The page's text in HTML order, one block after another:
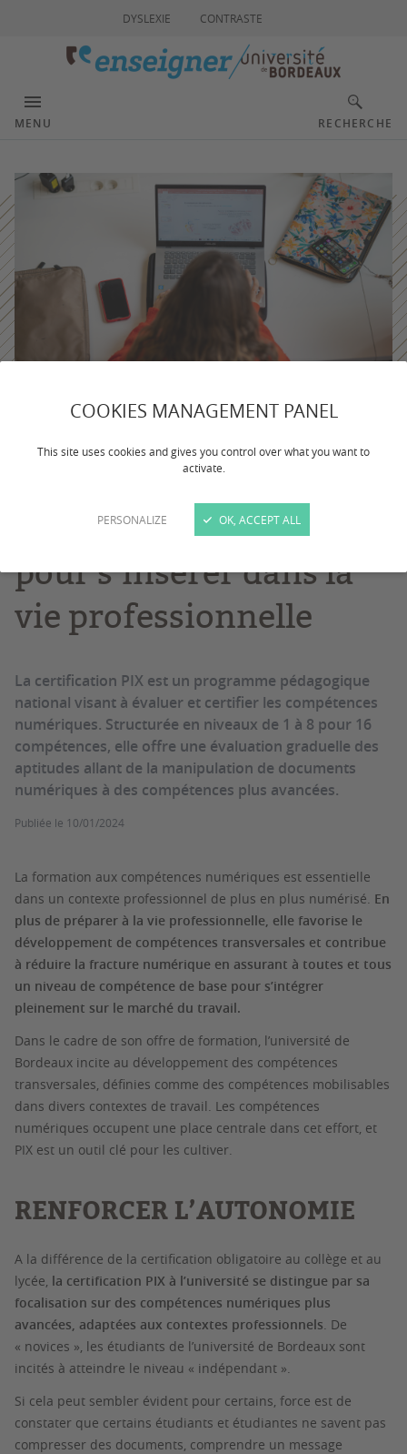
COOKIES MANAGEMENT PANEL
This site uses cookies and gives you control over what you want to
activate.
PERSONALIZE OK, ACCEPT ALL
DYSLEXIE CONTRASTE
MENU RECHERCHE
Les compétences
numériques, un levier
pour s’insérer dans la
vie professionnelle
La certification PIX est un programme pédagogique
national visant à évaluer et certifier les compétences
numériques. Structurée en niveaux de 1 à 8 pour 16
compétences, elle offre une évaluation graduelle des
aptitudes allant de la manipulation de documents
numériques à des compétences plus avancées.
Publiée le 10/01/2024
La formation aux compétences numériques est essentielle
dans un contexte professionnel de plus en plus numérisé. En
plus de préparer à la vie professionnelle, elle favorise le
développement de compétences transversales et contribue
à réduire la fracture numérique en assurant à toutes et tous
un niveau de compétence de base pour s’intégrer
pleinement sur le marché du travail.
Dans le cadre de son offre de formation, l’université de
Bordeaux incite au développement des compétences
transversales, définies comme des compétences mobilisables
dans divers contextes de travail. Les compétences
numériques occupent une place centrale dans cet effort, et
PIX est un outil clé pour les cultiver.
RENFORCER L’AUTONOMIE
A la différence de la certification obligatoire au collège et au
lycée, la certification PIX à l’université se distingue par sa
focalisation sur des compétences numériques plus
avancées, adaptées aux contextes professionnels. De
« novices », les étudiants de l’université de Bordeaux sont
incités à atteindre le niveau « indépendant ».
Si cela peut sembler évident pour certains, force est de
constater que certains étudiants et étudiantes ne savent pas
compresser des documents, comprendre un message